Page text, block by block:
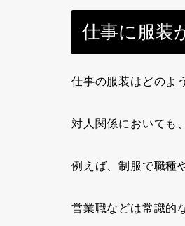
仕事に服装
仕事の服装はどのよ
対人関係においても
例えば、制服で職種
営業職などは常識的